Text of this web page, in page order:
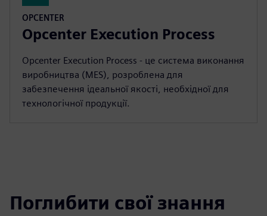
OPCENTER
Opcenter Execution Process
Opcenter Execution Process - це система виконання
виробництва (MES), розроблена для
забезпечення ідеальної якості, необхідної для
технологічної продукції.
Поглибити свої знання